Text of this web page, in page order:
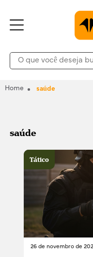
Home saúde
saúde
26 de novembro de
Tático